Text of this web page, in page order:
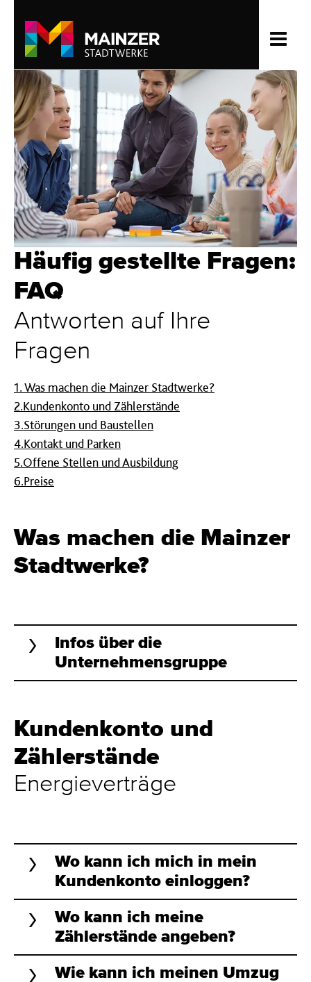
Häufig gestellte Fragen:
FAQ
Antworten auf Ihre
Fragen
1.Was machen die Mainzer Stadtwerke?
2.Kundenkonto und Zählerstände
3.Störungen und Baustellen
4.Kontakt und Parken
5.Offene Stellen und Ausbildung
6.Preise
Was machen die Mainzer
Stadtwerke?
Infos über die
Unternehmensgruppe
Kundenkonto und
Zählerstände
Energieverträge
Wo kann ich mich in mein
Kundenkonto einloggen?
Wo kann ich meine
Zählerstände angeben?
Wie kann ich meinen Umzug